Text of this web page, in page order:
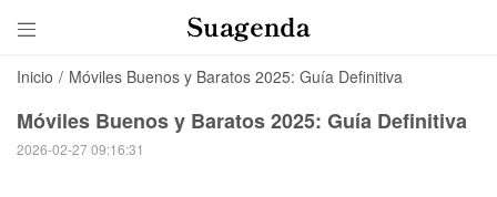

Inicio / Móviles Buenos y Baratos 2025: Guía Definitiva
Móviles Buenos y Baratos 2025: Guía Definitiva
2026-02-27 09:16:31